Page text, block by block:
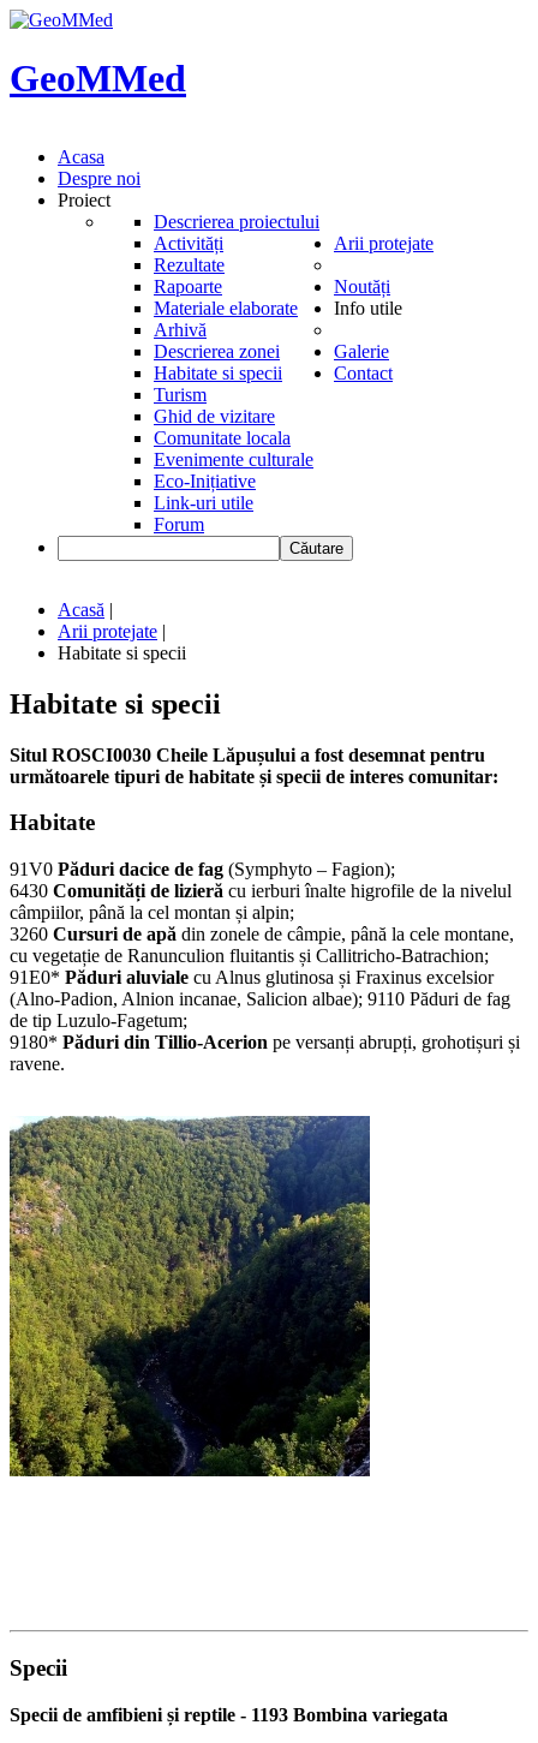
GeoMMed
Acasa
Despre noi
Proiect
Descrierea proiectului
Activități
Rezultate
Rapoarte
Materiale elaborate
Arhivă
Arii protejate
Descrierea zonei
Habitate si specii
Turism
Ghid de vizitare
Noutăți
Info utile
Comunitate locala
Evenimente culturale
Eco-Inițiative
Link-uri utile
Forum
Galerie
Contact
Căutare
Acasă |
Arii protejate |
Habitate si specii
Habitate si specii
Situl ROSCI0030 Cheile Lăpușului a fost desemnat pentru
următoarele tipuri de habitate și specii de interes comunitar:
Habitate
91V0 Păduri dacice de fag (Symphyto – Fagion);
6430 Comunități de lizieră cu ierburi înalte higrofile de la nivelul
câmpiilor, până la cel montan și alpin;
3260 Cursuri de apă din zonele de câmpie, până la cele montane,
cu vegetație de Ranunculion fluitantis și Callitricho-Batrachion;
91E0* Păduri aluviale cu Alnus glutinosa și Fraxinus excelsior
(Alno-Padion, Alnion incanae, Salicion albae); 9110 Păduri de fag
de tip Luzulo-Fagetum;
9180* Păduri din Tillio-Acerion pe versanți abrupți, grohotișuri și
ravene.
Specii
Specii de amfibieni și reptile - 1193 Bombina variegata